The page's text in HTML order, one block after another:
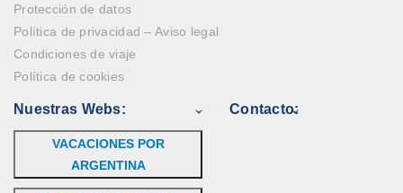
Protección de datos
Política de privacidad – Aviso legal
Condiciones de viaje
Política de cookies
Nuestras Webs:
VACACIONES POR
ARGENTINA
Contacto: